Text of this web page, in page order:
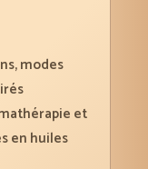
modes
et
en huiles